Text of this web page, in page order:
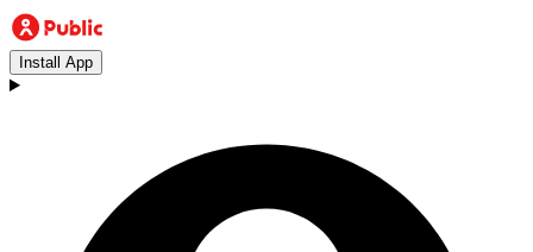
Install App